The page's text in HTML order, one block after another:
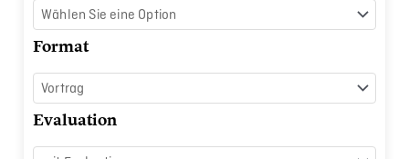
Format
Evaluation
Menge